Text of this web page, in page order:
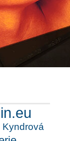
Kyndrová